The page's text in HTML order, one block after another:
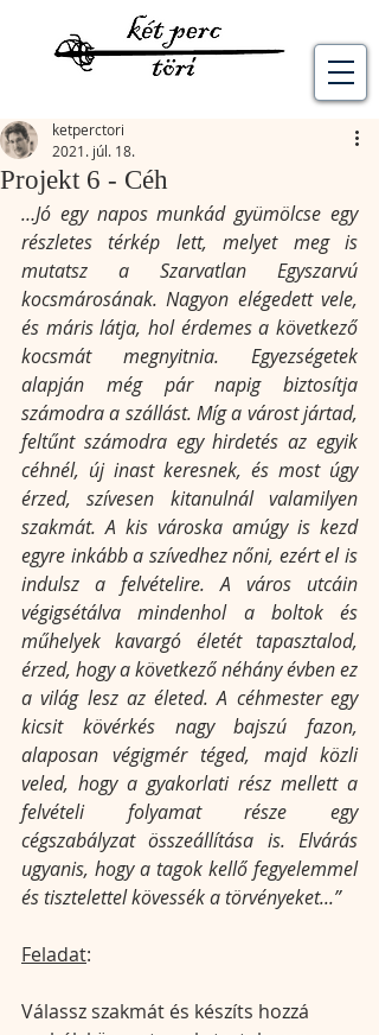
Projekt 6 - Céh
ketperctori
2021. júl. 18.
…Jó egy napos munkád gyümölcse egy
részletes térkép lett, melyet meg is
mutatsz a Szarvatlan Egyszarvú
kocsmárosának. Nagyon elégedett vele,
és máris látja, hol érdemes a következő
kocsmát megnyitnia. Egyezségetek
alapján még pár napig biztosítja
számodra a szállást. Míg a várost jártad,
feltűnt számodra egy hirdetés az egyik
céhnél, új inast keresnek, és most úgy
érzed, szívesen kitanulnál valamilyen
szakmát. A kis városka amúgy is kezd
egyre inkább a szívedhez nőni, ezért el is
indulsz a felvételire. A város utcáin
végigsétálva mindenhol a boltok és
műhelyek kavargó életét tapasztalod,
érzed, hogy a következő néhány évben ez
a világ lesz az életed. A céhmester egy
kicsit kövérkés nagy bajszú fazon,
alaposan végigmér téged, majd közli
veled, hogy a gyakorlati rész mellett a
felvételi folyamat része egy
cégszabályzat összeállítása is. Elvárás
ugyanis, hogy a tagok kellő fegyelemmel
és tisztelettel kövessék a törvényeket...”
Feladat:
Válassz szakmát és készíts hozzá